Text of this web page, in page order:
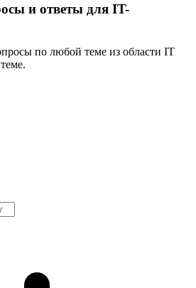
и ответы для IT-
по любой теме из области IT